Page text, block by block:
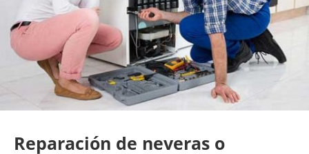
Reparación de neveras o